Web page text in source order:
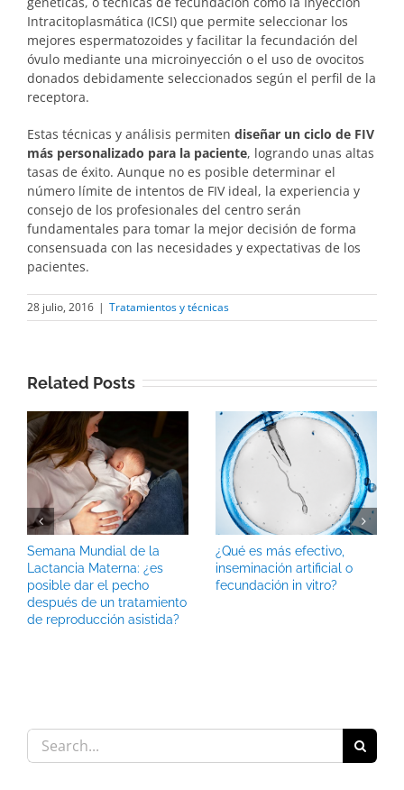
Intracitoplasmática (ICSI) que permite seleccionar los
mejores espermatozoides y facilitar la fecundación del
óvulo mediante una microinyección o el uso de ovocitos
donados debidamente seleccionados según el perfil de la
receptora.
Estas técnicas y análisis permiten diseñar un ciclo de FIV
más personalizado para la paciente, logrando unas altas
tasas de éxito. Aunque no es posible determinar el
número límite de intentos de FIV ideal, la experiencia y
consejo de los profesionales del centro serán
fundamentales para tomar la mejor decisión de forma
consensuada con las necesidades y expectativas de los
pacientes.
28 julio, 2016 | Tratamientos y técnicas
Related Posts
Semana Mundial de la
Lactancia Materna: ¿es
posible dar el pecho
después de un tratamiento
de reproducción asistida?
¿Qué es más efectivo,
inseminación artificial o
fecundación in vitro?
Search
for: